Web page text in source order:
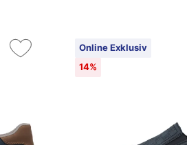
Online Exklusiv
14%